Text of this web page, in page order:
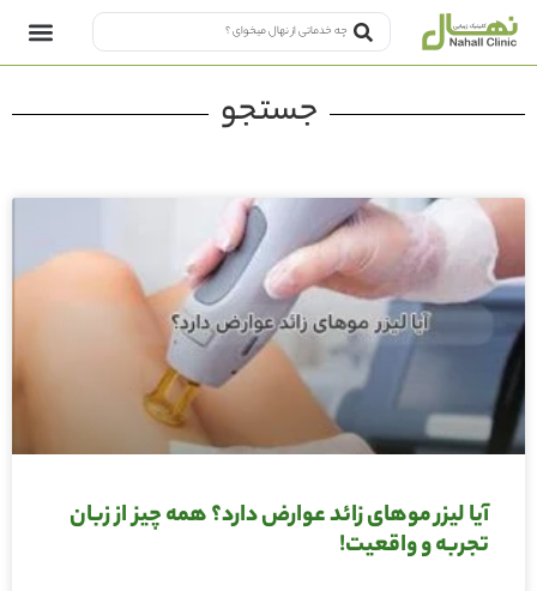
جستجو
آیا لیزر موهای زائد عوارض دارد؟ همه چیز از زبان
تجربه و واقعیت!